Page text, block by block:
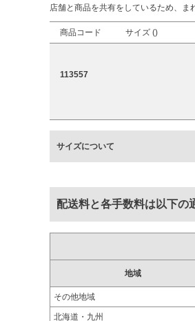
店舗と商品を共有をしているため、ま
商品コード サイズ ()
113557
サイズについて
配送料と各手数料は以下の
地域
その他地域
北海道・九州